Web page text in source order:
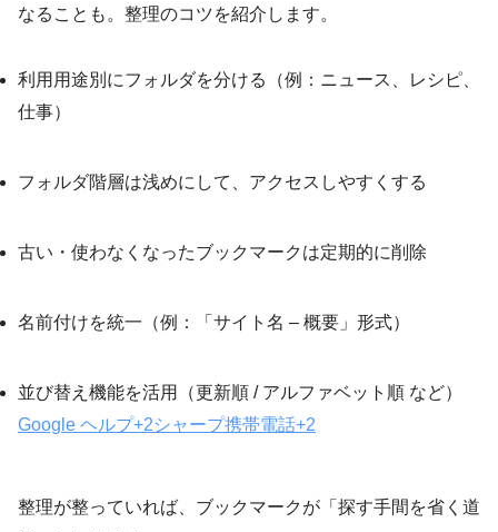
なることも。整理のコツを紹介します。
利用用途別にフォルダを分ける（例：ニュース、レシピ、
仕事）
フォルダ階層は浅めにして、アクセスしやすくする
古い・使わなくなったブックマークは定期的に削除
名前付けを統一（例：「サイト名 – 概要」形式）
並び替え機能を活用（更新順 / アルファベット順 など）
Google ヘルプ+2シャープ携帯電話+2
整理が整っていれば、ブックマークが「探す手間を省く道